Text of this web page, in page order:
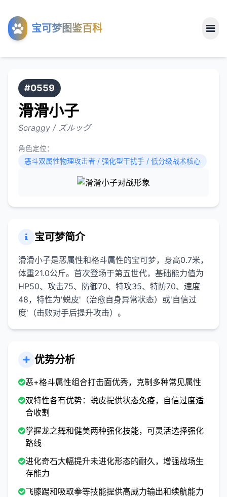
宝可梦图鉴百科
工具
关于
#0559
滑滑小子
Scraggy / ズルッグ
角色定位：
恶斗双属性物理攻击者 / 强化型干扰手 / 低分级战术核心
宝可梦简介
滑滑小子是恶属性和格斗属性的宝可梦，身高0.7米，
体重21.0公斤。首次登场于第五世代，基础能力值为
HP50、攻击75、防御70、特攻35、特防70、速度
48，特性为'蜕皮'（治愈自身异常状态）或'自信过
度'（击败对手后提升攻击）。
优势分析
恶+格斗属性组合打击面优秀，克制多种常见属性
双特性各有优势：蜕皮提供状态免疫，自信过度适
合收割
掌握龙之舞和健美两种强化技能，可灵活选择强化
路线
进化奇石大幅提升未进化形态的耐久，增强战场生
存能力
飞膝踢和吸取拳等技能提供高威力输出和续航能力